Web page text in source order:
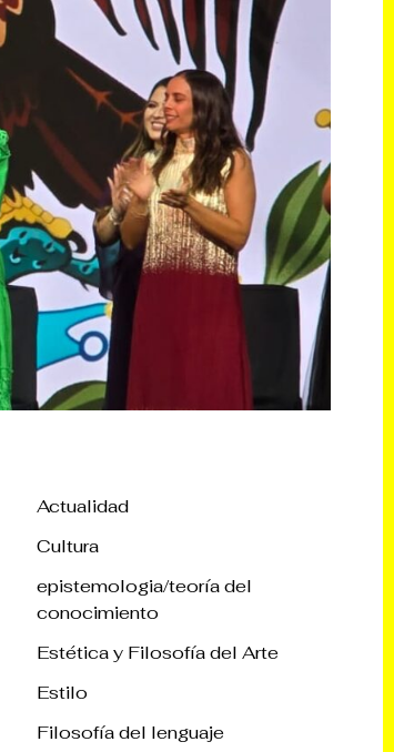
Actualidad
Cultura
epistemologia/teoría del
conocimiento
Estética y Filosofía del Arte
Estilo
Filosofía del lenguaje